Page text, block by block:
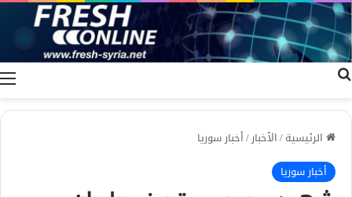
الرئيسية/الأخبار/أخبار سوريا
أخبار سوريا